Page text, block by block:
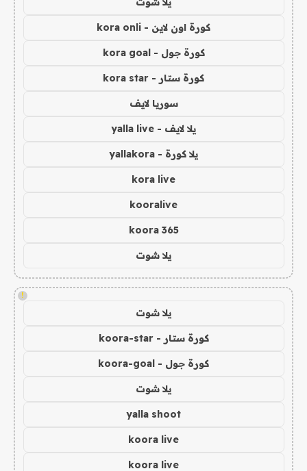
كورة اون لاين - kora onli
كورة جول - kora goal
كورة ستار - kora star
سوريا لايف
يلا لايف - yalla live
يلا كورة - yallakora
kora live
kooralive
koora 365
يلا شوت
!
يلا شوت
كورة ستار - koora-star
كورة جول - koora-goal
يلا شوت
yalla shoot
koora live
koora live